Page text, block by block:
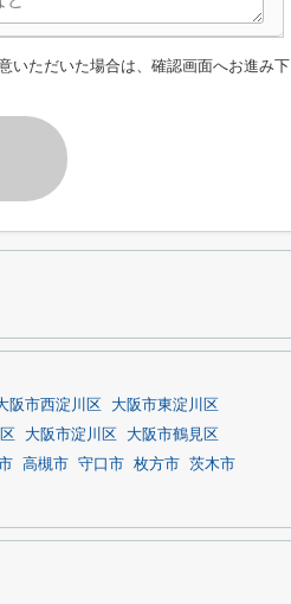
いただいた場合は、確認画面へお進み下
阪市西淀川区
大阪市東淀川区
大阪市淀川区
大阪市鶴見区
高槻市 守口市 枚方市 茨木市